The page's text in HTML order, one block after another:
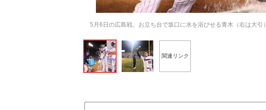
5月6日の広島戦、お立ち台で坂口に水を浴びせる青木（右は大引）
関連リンク